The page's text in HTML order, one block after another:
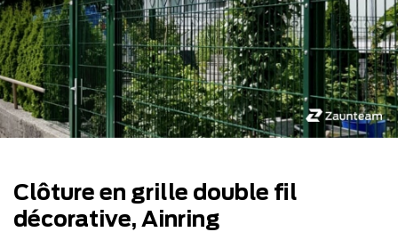
Clôture en grille double fil
décorative, Ainring